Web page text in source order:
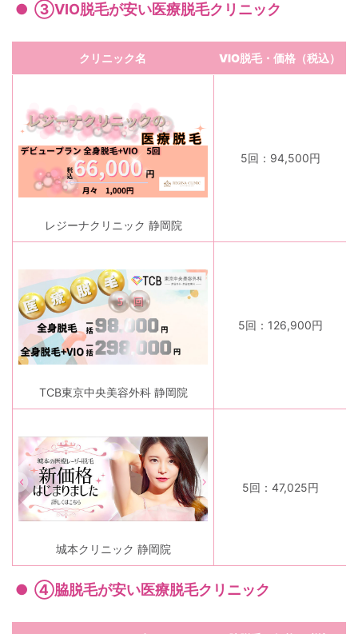
③VIO脱毛が安い医療脱毛クリニック
クリニック名 VIO脱毛・価格（税込）
レジーナクリニック 静岡院
5回：94,500円
TCB東京中央美容外科 静岡院
5回：126,900円
城本クリニック 静岡院
5回：47,025円
④脇脱毛が安い医療脱毛クリニック